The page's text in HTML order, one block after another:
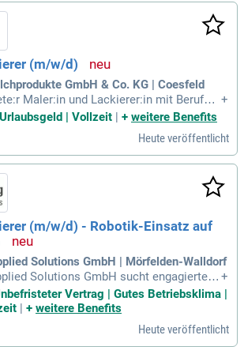
attraktive Stundenlöhne mit Zulagen. Be
einen persönlichen Ansprechpartner un
Profitiere zudem vom Deutschl
ausgewogenen Work-Life-Balance – star
(m/w/d)
GmbH & Co. KG | Coesfeld
Maler:in und Lackierer:in mit Berufser
zuverlässige, handwerklich geschickte
spannende Projekte. Bei uns profitierst d
wie tariflicher Bezahl
und 30 Tagen Urlaub. Du arbeitest in ei
und hast die Möglichkeit, dich weiter
Aufgaben umfassen Anstricharbeiten in
von Immobilien. Flexibilität und
für uns wichtig – Wochenendarbeit ist v
dich jetzt und werde Teil unseres wa
+
| Vollzeit | + weitere Benefits
Heute veröffentlicht
(m/w/d) - Robotik-Einsatz auf
Solutions GmbH | Mörfelden-Walldorf
Solutions GmbH sucht engagierte M
w/d) für den Robotik-Einsatz auf Groß
nahe Frankfurt, revolutionie
Wir legen großen Wert auf Arbeitssic
Ergebnisse und maschinelle Effizienz. B
+
Vertrag | Gutes Betriebsklima |
+ weitere Benefits
Heute veröffentlicht